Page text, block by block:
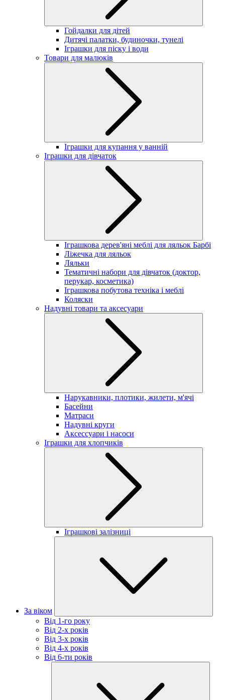
Гойдалки для дітей
Дитячі палатки, будиночки, тунелі
Іграшки для піску і води
Товари для малюків
Іграшки для купання у ванній
Іграшки для дівчаток
Іграшкова дерев'яні меблі для ляльок Барбі
Ліжечка для ляльок
Ляльки
Тематичні набори для дівчаток (доктор,
перукар, косметика)
Іграшкова побутова техніка і меблі
Коляски
Надувні товари та аксесуари
Нарукавники, плотики, жилети, м'ячі
Басейни
Матраси
Надувні круги
Аксессуари і насоси
Іграшки для хлопчиків
Іграшкові залізниці
За віком
Від 1-го року
Від 2-х років
Від 3-х років
Від 4-х років
Від 6-ти років